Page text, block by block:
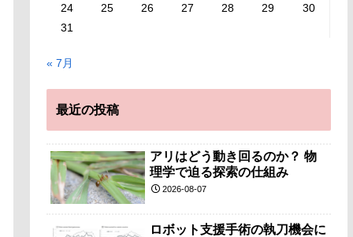
24
25 26 27 28 29
30
31
« 7月
最近の投稿
アリはどう動き回るのか？ 物
理学で迫る探索の仕組み
2026-08-07
ロボット支援手術の執刀機会に